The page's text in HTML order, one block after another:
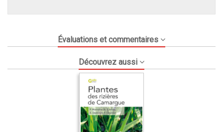
Évaluations et commentaires
Découvrez aussi